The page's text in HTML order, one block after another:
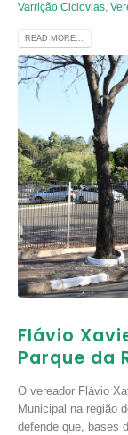
Varrição Ciclovias
READ MORE...
Flávio
Parque da
O vereador Flávio
Municipal na região
defende que, bases